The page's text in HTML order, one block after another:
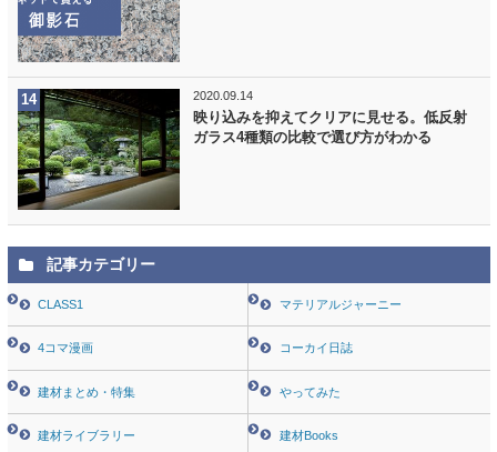
2020.09.14
映り込みを抑えてクリアに見せる。低反射
ガラス4種類の比較で選び方がわかる
記事カテゴリー
CLASS1 マテリアルジャーニー
4コマ漫画 コーカイ日誌
建材まとめ・特集 やってみた
建材ライブラリー 建材Books